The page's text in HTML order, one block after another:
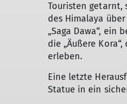
Touristen getarnt,
des Himalaya
„Saga Dawa“, ein
die „Äußere
erleben.
Eine letzte
Statue in ein